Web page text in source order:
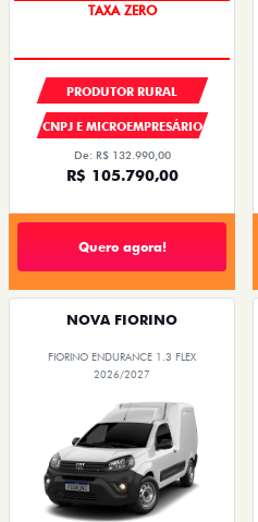
TAXA ZERO
PRODUTOR RURAL
CNPJ E MICROEMPRESÁRIO
De: R$ 132.990,00
R$ 105.790,00
Quero agora!
NOVA FIORINO
FIORINO ENDURANCE 1.3 FLEX
2026/2027